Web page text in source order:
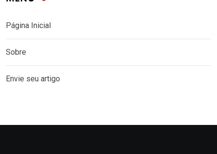
Página Inicial
Sobre
Envie seu artigo